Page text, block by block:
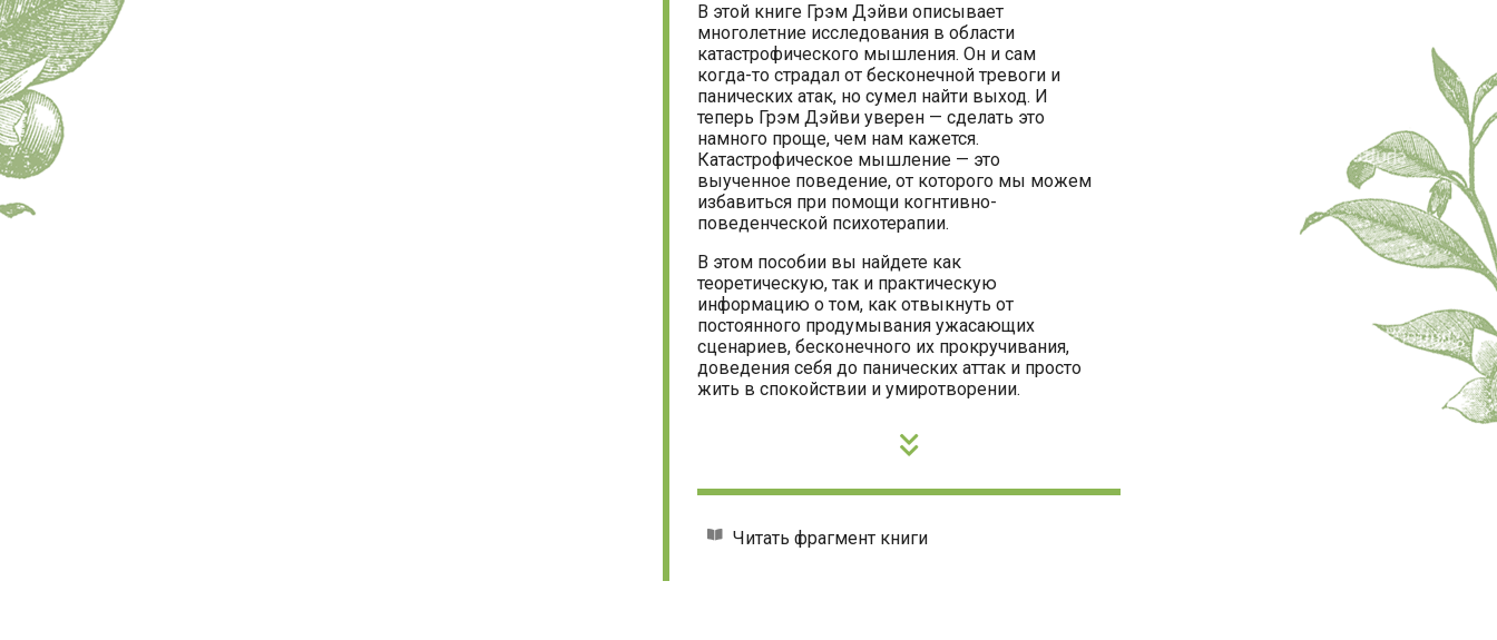
В этой книге Грэм Дэйви описывает
многолетние исследования в области
катастрофического мышления. Он и сам
когда-то страдал от бесконечной тревоги и
панических атак, но сумел найти выход. И
теперь Грэм Дэйви уверен — сделать это
намного проще, чем нам кажется.
Катастрофическое мышление — это
выученное поведение, от которого мы можем
избавиться при помощи когнтивно-
поведенческой психотерапии.
В этом пособии вы найдете как
теоретическую, так и практическую
информацию о том, как отвыкнуть от
постоянного продумывания ужасающих
сценариев, бесконечного их прокручивания,
доведения себя до панических аттак и просто
жить в спокойствии и умиротворении.
Читать фрагмент книги